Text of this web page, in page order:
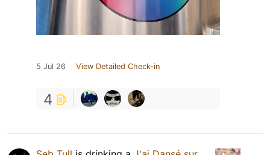
5 Jul 26 View Detailed Check-in
4